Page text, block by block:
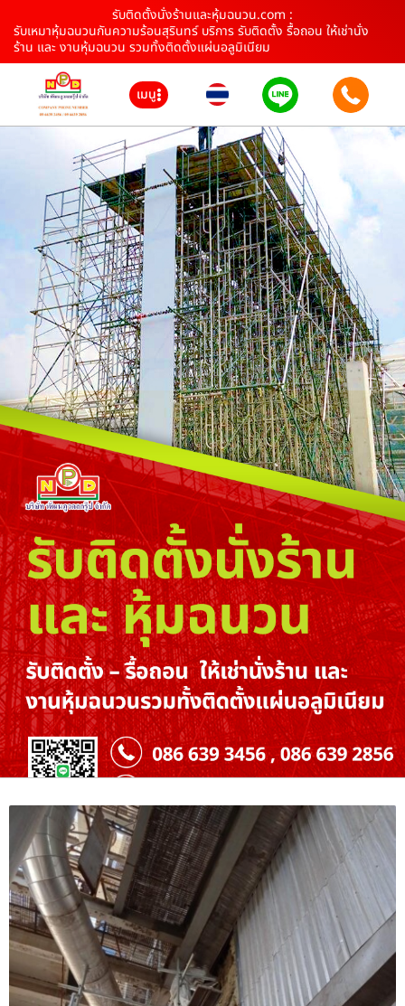
รับติดตั้งนั่งร้านและหุ้มฉนวน.com :
รับเหมาหุ้มฉนวนกันความร้อนสุรินทร์ บริการ รับติดตั้ง รื้อถอน ให้เช่านั่ง
ร้าน และ งานหุ้มฉนวน รวมทั้งติดตั้งแผ่นอลูมิเนียม
เมนู